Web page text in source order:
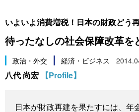
社会
旅と暮らし
科学・技術
暮らし
いよいよ消費増税！日本の財政どう
待ったなしの社会保障改革を
政治・外交 経済・ビジネス
八代 尚宏 【Profile】
日本が財政再建を果たすには、年